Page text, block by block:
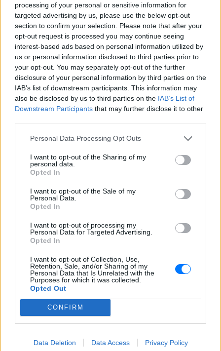
processing of your personal or sensitive information for
targeted advertising by us, please use the below opt-out
section to confirm your selection. Please note that after your
opt-out request is processed you may continue seeing
interest-based ads based on personal information utilized by
us or personal information disclosed to third parties prior to
your opt-out. You may separately opt-out of the further
disclosure of your personal information by third parties on the
IAB’s list of downstream participants. This information may
also be disclosed by us to third parties on the IAB’s List of
Downstream Participants that may further disclose it to other
Personal Data Processing Opt Outs
I want to opt-out of the Sharing of my
personal data.
Opted In
I want to opt-out of the Sale of my
Personal Data.
Opted In
I want to opt-out of processing my
Personal Data for Targeted Advertising.
Opted In
I want to opt-out of Collection, Use,
Retention, Sale, and/or Sharing of my
Personal Data that Is Unrelated with the
Purposes for which it was collected.
Opted Out
CONFIRM
Data Deletion Data Access Privacy Policy
ΔΙΑΦΗΜΙΣΗ
Ακολουθήστε το E-Radio.gr στοGoogle News
και μάθετε πρώτοι
Εσύ μπήκες στο E-Daily.gr; Τα νέα της ημέρας
και ότι σου κάνει κλικ!
Ακολουθήστε το E-Radio.gr και στο Instagram